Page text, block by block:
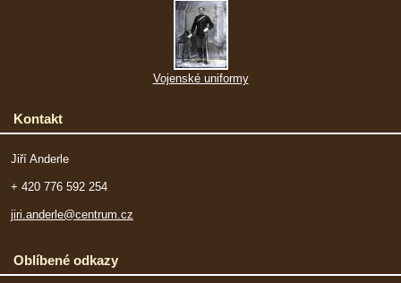
Vojenské uniformy
Kontakt
Jiří Anderle
+ 420 776 592 254
jiri.anderle@centrum.cz
Oblíbené odkazy